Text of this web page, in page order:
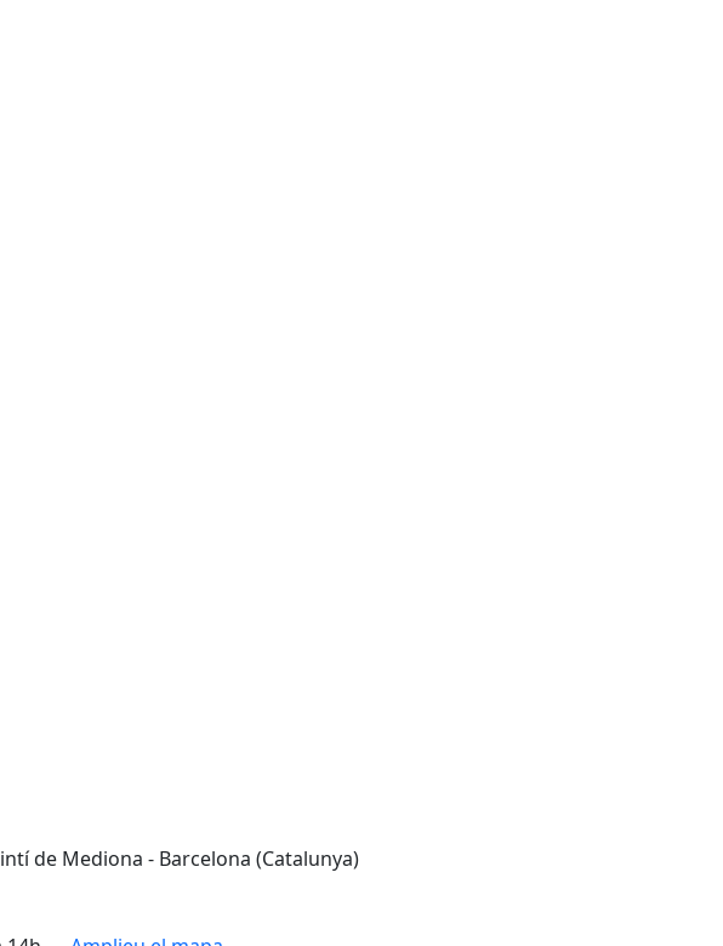
de Mediona - Barcelona (Catalunya)